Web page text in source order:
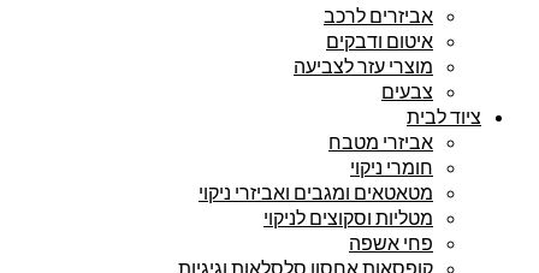
אביזרים לרכב
איטום ודבקים
מוצרי עזר לצביעה
צבעים
ציוד לבית
אביזרי מטבח
חומרי ניקוי
מטאטאים ומגבים ואביזרי ניקוי
מטליות וסקוצים לניקוי
פחי אשפה